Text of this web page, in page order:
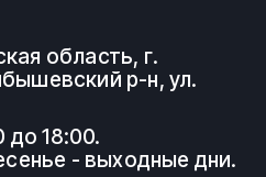
область, г.
р-н, ул.
до 18:00.
- выходные дни.